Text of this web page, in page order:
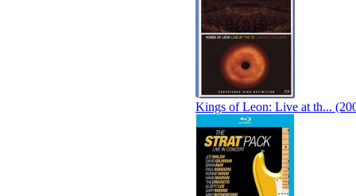
Kings of Leon: Live at th...